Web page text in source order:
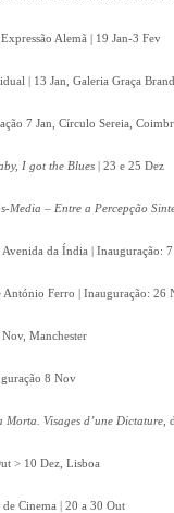
Alemã | 19 Jan-3 Fev
| 13 Jan, Galeria Graça
7 Jan, Círculo Sereia,
I got the Blues | 23 e 25 Dez
Media – Entre a Percepção
Avenida da Índia | Inauguração:
Ferro | Inauguração: 26
Manchester
8 Nov
Morta. Visages d’une Dictature
> 10 Dez, Lisboa
Cinema | 20 a 30 Out